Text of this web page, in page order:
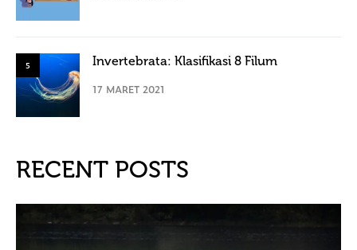
5 Invertebrata: Klasifikasi 8 Filum
17 MARET 2021
RECENT POSTS